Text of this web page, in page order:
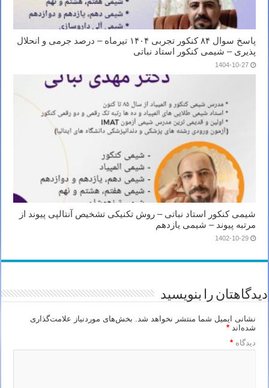
پاسخ سوال ۸۴ کنکور تجربی ۱۴۰۴ تیرماه – درصد جرمی و انحلال
پذیری – شیمی کنکور استاد نباتی
1404-10-27
شیمی کنکور استاد نباتی – روش تکنیکی تشخیص آنتالپی پیوند از
مرتبه پیوند – شیمی یازدهم
1402-10-29
دیدگاهتان را بنویسید
نشانی ایمیل شما منتشر نخواهد شد. بخش‌های موردنیاز علامت‌گذاری
شده‌اند*
دیدگاه*